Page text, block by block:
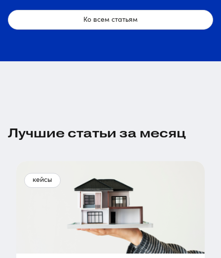
Ко всем статьям
Лучшие статьи за месяц
кейсы